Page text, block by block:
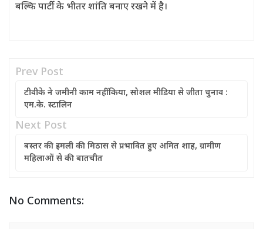
बल्कि पार्टी के भीतर शांति बनाए रखने में है।
Prev Post
टीवीके ने जमीनी काम नहीं किया, सोशल मीडिया से जीता चुनाव :
एम.के. स्टालिन
Next Post
बस्तर की इमली की मिठास से प्रभावित हुए अमित शाह, ग्रामीण
महिलाओं से की बातचीत
No Comments: